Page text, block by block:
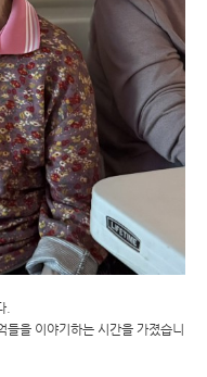
.
을 이야기하는 시간을 가졌습니